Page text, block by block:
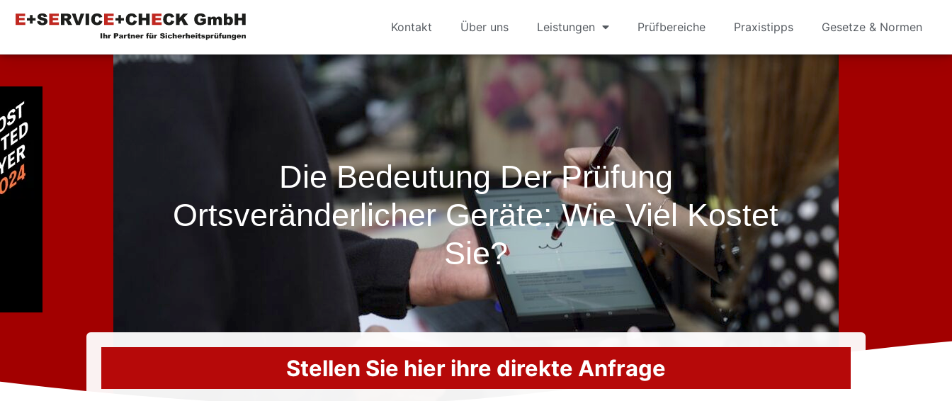
Kontakt Über uns Leistungen Prüfbereiche Praxistipps Gesetze & Normen
Die Bedeutung Der Prüfung
Ortsveränderlicher Geräte: Wie Viel Kostet
Sie?
Stellen Sie hier ihre direkte Anfrage